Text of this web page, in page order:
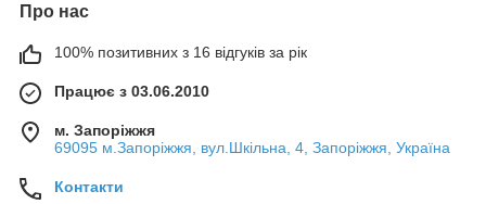
Про нас
100% позитивних з 16 відгуків за рік
Працює з 03.06.2010
м. Запоріжжя
69095 м.Запоріжжя, вул.Шкільна, 4, Запоріжжя, Україна
Контакти